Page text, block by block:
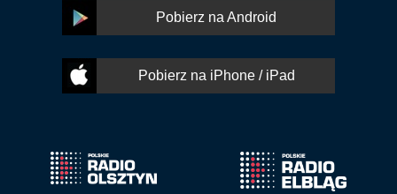
Pobierz na Android
Pobierz na iPhone / iPad